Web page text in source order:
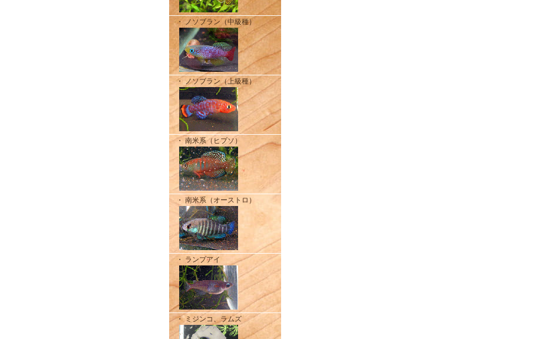
・ ノソブラン（中級種）
・ ノソブラン（上級種）
・ 南米系（ヒプソ）
・ 南米系（オーストロ）
・ ランプアイ
・ ミジンコ、ラムズ